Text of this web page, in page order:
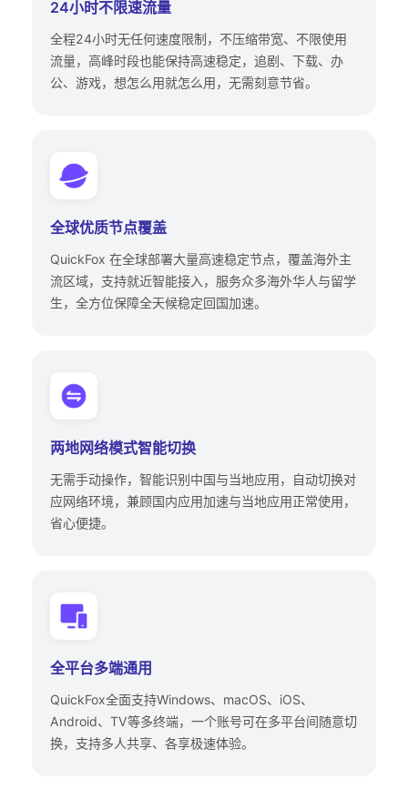
24小时不限速流量
全程24小时无任何速度限制，不压缩带宽、不限使用
流量，高峰时段也能保持高速稳定，追剧、下载、办
公、游戏，想怎么用就怎么用，无需刻意节省。
全球优质节点覆盖
QuickFox 在全球部署大量高速稳定节点，覆盖海外主
流区域，支持就近智能接入，服务众多海外华人与留学
生，全方位保障全天候稳定回国加速。
两地网络模式智能切换
无需手动操作，智能识别中国与当地应用，自动切换对
应网络环境，兼顾国内应用加速与当地应用正常使用，
省心便捷。
全平台多端通用
QuickFox全面支持Windows、macOS、iOS、
Android、TV等多终端，一个账号可在多平台间随意切
换，支持多人共享、各享极速体验。